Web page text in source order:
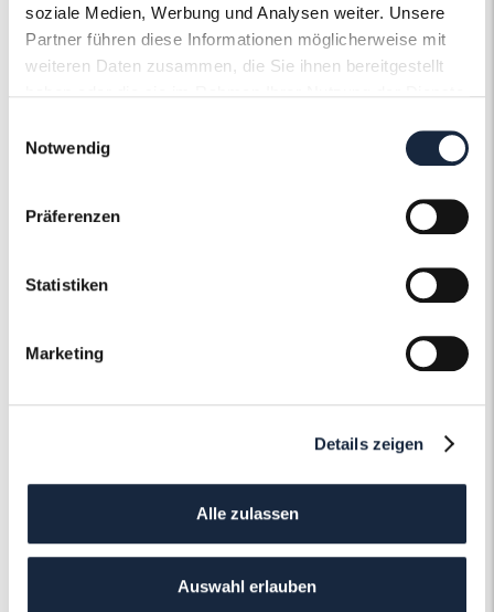
soziale Medien, Werbung und Analysen weiter. Unsere
Partner führen diese Informationen möglicherweise mit
weiteren Daten zusammen, die Sie ihnen bereitgestellt
Notwendig
Präferenzen
Statistiken
Marketing
Details zeigen
Alle zulassen
Auswahl erlauben
Artikelnummer 56700
Der Roneli
Das könnte Ihnen auch gefallen!